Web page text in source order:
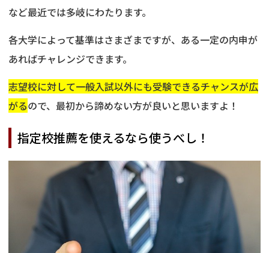
など最近では多岐にわたります。
各大学によって基準はさまざまですが、ある一定の内申が
あればチャレンジできます。
志望校に対して一般入試以外にも受験できるチャンスが広
がるので、最初から諦めない方が良いと思いますよ！
指定校推薦を使えるなら使うべし！